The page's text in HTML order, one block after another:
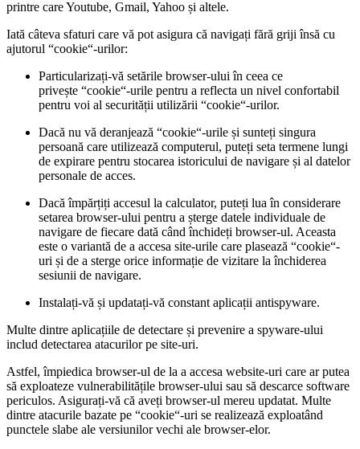
printre care Youtube, Gmail, Yahoo și altele.
Iată câteva sfaturi care vă pot asigura că navigați fără griji însă cu
ajutorul “cookie“-urilor:
Particularizați-vă setările browser-ului în ceea ce
privește “cookie“-urile pentru a reflecta un nivel confortabil
pentru voi al securității utilizării “cookie“-urilor.
Dacă nu vă deranjează “cookie“-urile și sunteți singura
persoană care utilizează computerul, puteți seta termene lungi
de expirare pentru stocarea istoricului de navigare și al datelor
personale de acces.
Dacă împărțiți accesul la calculator, puteți lua în considerare
setarea browser-ului pentru a șterge datele individuale de
navigare de fiecare dată când închideți browser-ul. Aceasta
este o variantă de a accesa site-urile care plasează “cookie“-
uri și de a sterge orice informație de vizitare la închiderea
sesiunii de navigare.
Instalați-vă și updatați-vă constant aplicații antispyware.
Multe dintre aplicațiile de detectare și prevenire a spyware-ului
includ detectarea atacurilor pe site-uri.
Astfel, împiedica browser-ul de la a accesa website-uri care ar putea
să exploateze vulnerabilitățile browser-ului sau să descarce software
periculos. Asigurați-vă că aveți browser-ul mereu updatat. Multe
dintre atacurile bazate pe “cookie“-uri se realizează exploatând
punctele slabe ale versiunilor vechi ale browser-elor.